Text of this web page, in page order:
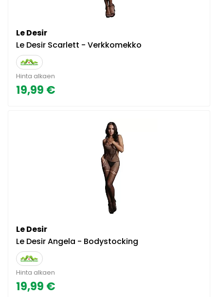
Le Desir
Le Desir Scarlett - Verkkomekko
Hinta alkaen
19,99 €
Le Desir
Le Desir Angela - Bodystocking
Hinta alkaen
19,99 €